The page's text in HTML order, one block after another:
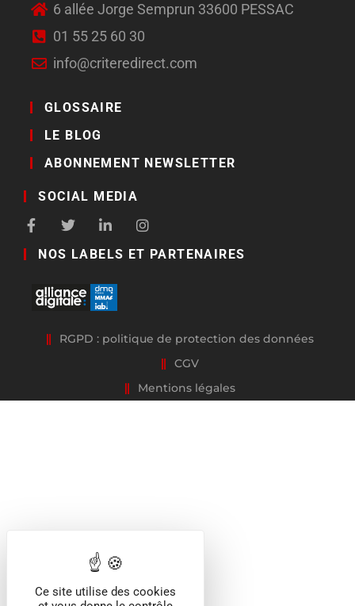
6 allée Jorge Semprun 33600 PESSAC
01 55 25 60 30
info@criteredirect.com
GLOSSAIRE
LE BLOG
ABONNEMENT NEWSLETTER
SOCIAL MEDIA
NOS LABELS ET PARTENAIRES
RGPD : politique de protection des données
CGV
Mentions légales
Ce site utilise des cookies